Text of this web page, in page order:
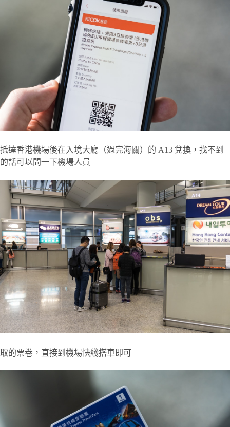
抵達香港機場後在入境大廳（過完海關）的 A13 兌換，找不到
的話可以問一下機場人員
取的票卷，直接到機場快綫搭車即可